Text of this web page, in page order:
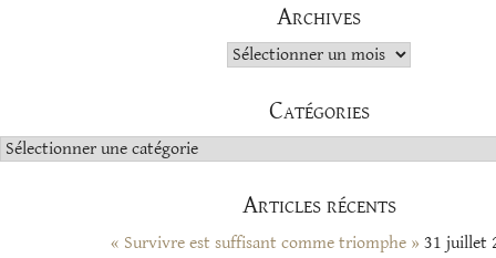
Archives
Archives
Catégories
Catégories
Articles récents
« Survivre est suffisant comme triomphe » 31 juillet